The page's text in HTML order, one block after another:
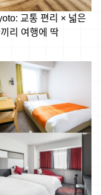
교통 편리 × 넓은
리 여행에 딱